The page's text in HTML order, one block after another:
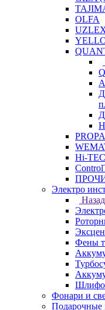
OLFA
Hi-
Электро
Назад
Фены
Фонари и
Подарочные